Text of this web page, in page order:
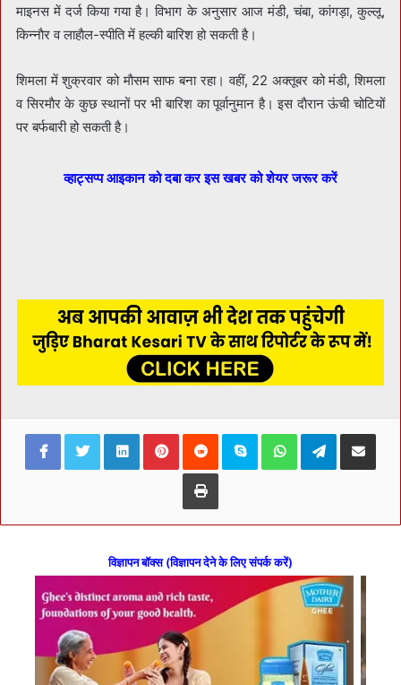
माइनस में दर्ज किया गया है। विभाग के अनुसार आज मंडी, चंबा, कांगड़ा, कुल्लू,
किन्नाैर व लाहाैल-स्पीति में हल्की बारिश हो सकती है।
शिमला में शुक्रवार को माैसम साफ बना रहा। वहीं, 22 अक्तूबर को मंडी, शिमला
व सिरमाैर के कुछ स्थानों पर भी बारिश का पूर्वानुमान है। इस दाैरान ऊंची चोटियों
पर बर्फबारी हो सकती है।
व्हाट्सप्प आइकान को दबा कर इस खबर को शेयर जरूर करें
FacebookTwitterLinkedInPinterestReddit Skype WhatsAppTelegramShare via
Print
विज्ञापन बॉक्स (विज्ञापन देने के लिए संपर्क करें)